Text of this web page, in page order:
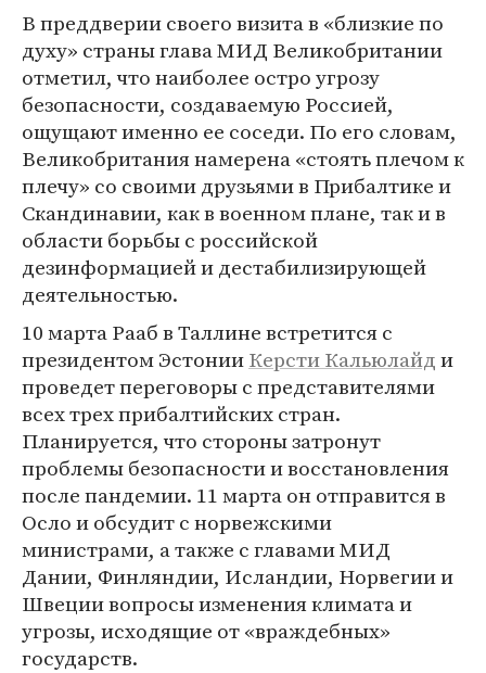
В преддверии своего визита в «близкие по
духу» страны глава МИД Великобритании
отметил, что наиболее остро угрозу
безопасности, создаваемую Россией,
ощущают именно ее соседи. По его словам,
Великобритания намерена «стоять плечом к
плечу» со своими друзьями в Прибалтике и
Скандинавии, как в военном плане, так и в
области борьбы с российской
дезинформацией и дестабилизирующей
деятельностью.
10 марта Рааб в Таллине встретится с
президентом ЭстонииКерсти Кальюлайди
проведет переговоры с представителями
всех трех прибалтийских стран.
Планируется, что стороны затронут
проблемы безопасности и восстановления
после пандемии. 11 марта он отправится в
Осло и обсудит с норвежскими
министрами, а также с главами МИД
Дании, Финляндии, Исландии, Норвегии и
Швеции вопросы изменения климата и
угрозы, исходящие от «враждебных»
государств.